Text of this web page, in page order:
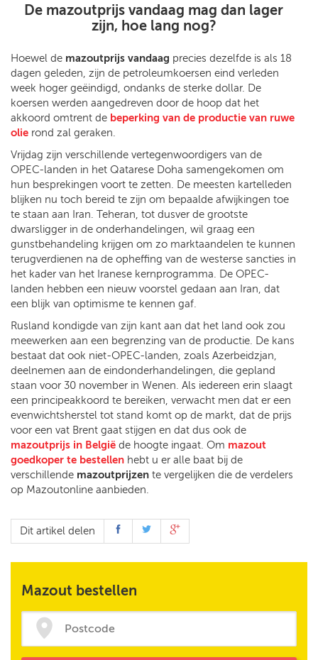
De mazoutprijs vandaag mag dan lager
zijn, hoe lang nog?
Hoewel de mazoutprijs vandaag precies dezelfde is als 18
dagen geleden, zijn de petroleumkoersen eind verleden
week hoger geëindigd, ondanks de sterke dollar. De
koersen werden aangedreven door de hoop dat het
akkoord omtrent de beperking van de productie van ruwe
olie rond zal geraken.
Vrijdag zijn verschillende vertegenwoordigers van de
OPEC-landen in het Qatarese Doha samengekomen om
hun besprekingen voort te zetten. De meesten kartelleden
blijken nu toch bereid te zijn om bepaalde afwijkingen toe
te staan aan Iran. Teheran, tot dusver de grootste
dwarsligger in de onderhandelingen, wil graag een
gunstbehandeling krijgen om zo marktaandelen te kunnen
terugverdienen na de opheffing van de westerse sancties in
het kader van het Iranese kernprogramma. De OPEC-
landen hebben een nieuw voorstel gedaan aan Iran, dat
een blijk van optimisme te kennen gaf.
Rusland kondigde van zijn kant aan dat het land ook zou
meewerken aan een begrenzing van de productie. De kans
bestaat dat ook niet-OPEC-landen, zoals Azerbeidzjan,
deelnemen aan de eindonderhandelingen, die gepland
staan voor 30 november in Wenen. Als iedereen erin slaagt
een principeakkoord te bereiken, verwacht men dat er een
evenwichtsherstel tot stand komt op de markt, dat de prijs
voor een vat Brent gaat stijgen en dat dus ook de
mazoutprijs in België de hoogte ingaat. Om mazout
goedkoper te bestellen hebt u er alle baat bij de
verschillende mazoutprijzen te vergelijken die de verdelers
op Mazoutonline aanbieden.
Dit artikel delen
Mazout bestellen